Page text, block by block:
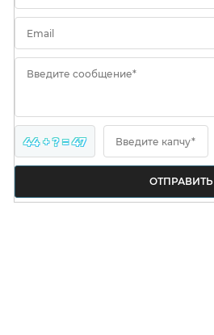
Email
Введите сообщение*
44 + ? = 47 Введите капчу*
ОТПРАВИТЬ